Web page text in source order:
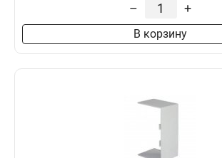
– +
В корзину